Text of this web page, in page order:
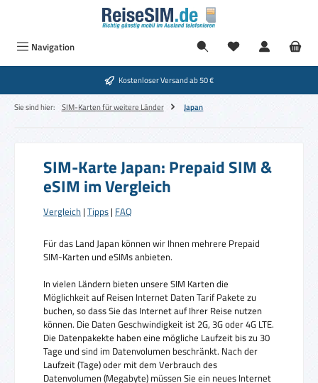
Zum Hauptinhalt springen
Navigation
Kostenloser Versand ab 50 €
Sie sind hier: SIM-Karten für weitere Länder Japan
SIM-Karte Japan: Prepaid SIM &
eSIM im Vergleich
Vergleich | Tipps | FAQ
Für das Land Japan können wir Ihnen mehrere Prepaid
SIM-Karten und eSIMs anbieten.
In vielen Ländern bieten unsere SIM Karten die
Möglichkeit auf Reisen Internet Daten Tarif Pakete zu
buchen, so dass Sie das Internet auf Ihrer Reise nutzen
können. Die Daten Geschwindigkeit ist 2G, 3G oder 4G LTE.
Die Datenpakekte haben eine mögliche Laufzeit bis zu 30
Tage und sind im Datenvolumen beschränkt. Nach der
Laufzeit (Tage) oder mit dem Verbrauch des
Datenvolumen (Megabyte) müssen Sie ein neues Internet